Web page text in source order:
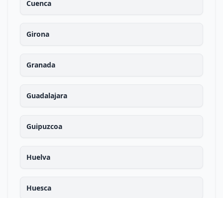
Cuenca
Girona
Granada
Guadalajara
Guipuzcoa
Huelva
Huesca